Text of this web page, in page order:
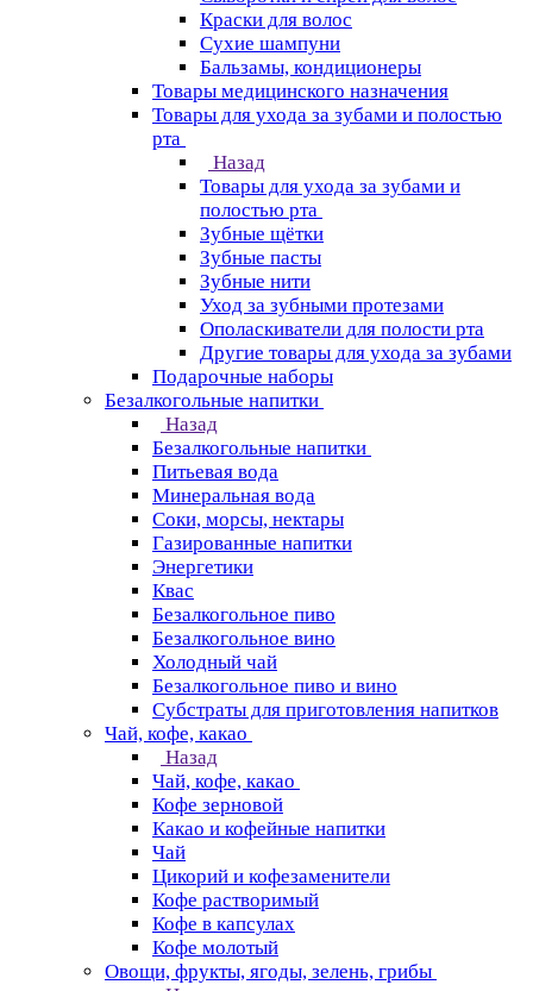
Краски для волос
Сухие шампуни
Бальзамы, кондиционеры
Товары медицинского назначения
Товары для ухода за зубами и полостью
рта
Назад
Товары для ухода за зубами и
полостью рта
Зубные щётки
Зубные пасты
Зубные нити
Уход за зубными протезами
Ополаскиватели для полости рта
Другие товары для ухода за зубами
Подарочные наборы
Безалкогольные напитки
Назад
Безалкогольные напитки
Питьевая вода
Минеральная вода
Соки, морсы, нектары
Газированные напитки
Энергетики
Квас
Безалкогольное пиво
Безалкогольное вино
Холодный чай
Безалкогольное пиво и вино
Субстраты для приготовления напитков
Чай, кофе, какао
Назад
Чай, кофе, какао
Кофе зерновой
Какао и кофейные напитки
Чай
Цикорий и кофезаменители
Кофе растворимый
Кофе в капсулах
Кофе молотый
Овощи, фрукты, ягоды, зелень, грибы